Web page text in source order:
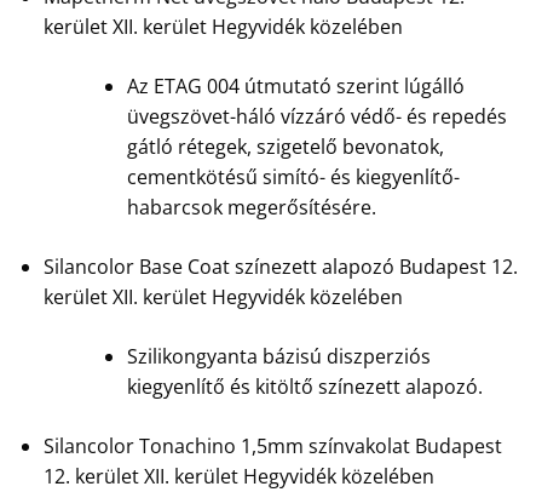
kerület XII. kerület Hegyvidék közelében
Az ETAG 004 útmutató szerint lúgálló
üvegszövet-háló vízzáró védő- és repedés
gátló rétegek, szigetelő bevonatok,
cementkötésű simító- és kiegyenlítő-
habarcsok megerősítésére.
Silancolor Base Coat színezett alapozó Budapest 12.
kerület XII. kerület Hegyvidék közelében
Szilikongyanta bázisú diszperziós
kiegyenlítő és kitöltő színezett alapozó.
Silancolor Tonachino 1,5mm színvakolat Budapest
12. kerület XII. kerület Hegyvidék közelében